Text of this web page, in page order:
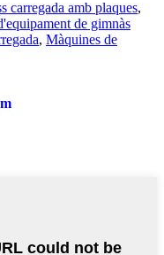
carregada amb plaques,
de gimnàs
, Màquines de